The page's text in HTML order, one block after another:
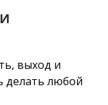
выход и
делать любой